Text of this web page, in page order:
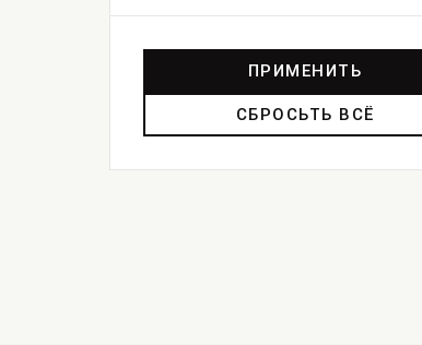
ПРИМЕНИТЬ
СБРОСЬТЬ ВСЁ